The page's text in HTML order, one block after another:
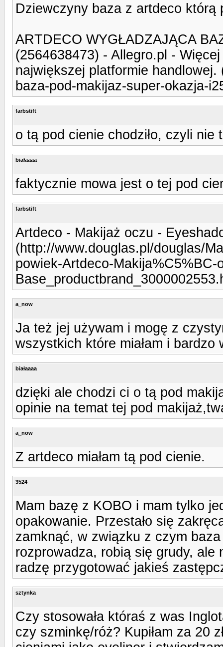
Dziewczyny baza z artdeco
ARTDECO WYGŁADZAJĄCA
(2564638473) - Allegro.pl -
największej platformie
baza-pod-makijaz-super-okazja-
farbstift
o tą pod cienie chodziło, czyli nie
białaaaa
faktycznie mowa jest o tej pod
farbstift
Artdeco - Makijaż oczu -
(http://www.douglas.pl/douglas/
powiek-Artdeco-Makija%C5%BC-
a_now
Ja też jej używam i mogę z
wszystkich które miałam i bardzo
białaaaa
dzięki ale chodzi ci o tą pod
opinie na temat tej pod
a_now
Z artdeco miałam tą pod cienie.
3524
Mam bazę z KOBO i mam tylko
opakowanie. Przestało się
zamknąć, w związku z czym
rozprowadza, robią się grudy, ale
radzę przygotować jakieś
sztynka
Czy stosowała któraś z was
czy szminkę/róż? Kupiłam za 20